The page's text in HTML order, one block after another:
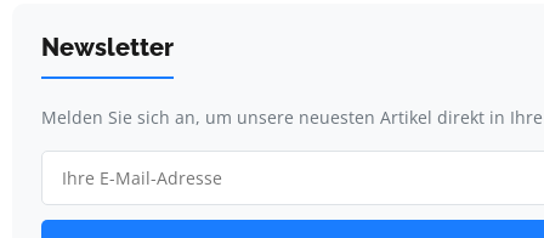
Newsletter
Melden Sie sich an, um unsere neuesten Artikel direkt in